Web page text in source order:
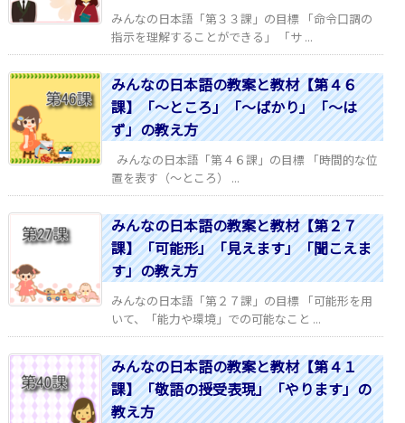
みんなの日本語「第３３課」の目標 「命令口調の
指示を理解することができる」 「サ ...
みんなの日本語の教案と教材【第４６
課】「～ところ」「～ばかり」「～は
ず」の教え方
みんなの日本語「第４６課」の目標 「時間的な位
置を表す（～ところ） ...
みんなの日本語の教案と教材【第２７
課】「可能形」「見えます」「聞こえま
す」の教え方
みんなの日本語「第２７課」の目標 「可能形を用
いて、「能力や環境」での可能なこと ...
みんなの日本語の教案と教材【第４１
課】「敬語の授受表現」「やります」の
教え方